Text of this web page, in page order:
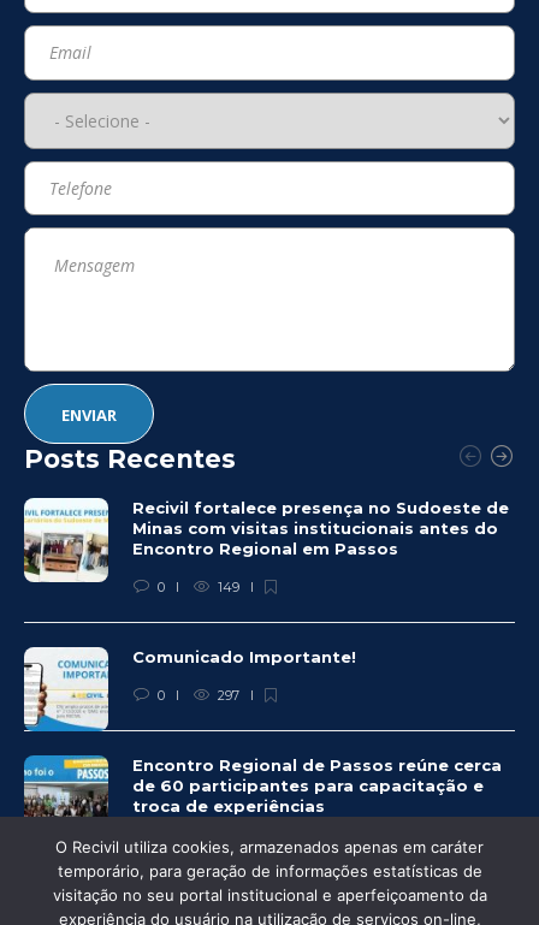
Posts Recentes
Recivil fortalece presença no Sudoeste de
Minas com visitas institucionais antes do
Encontro Regional em Passos
0 149
Comunicado Importante!
0 297
Encontro Regional de Passos reúne cerca
de 60 participantes para capacitação e
troca de experiências
0 283
O Recivil utiliza cookies, armazenados apenas em caráter
temporário, para geração de informações estatísticas de
visitação no seu portal institucional e aperfeiçoamento da
experiência do usuário na utilização de serviços on-line,